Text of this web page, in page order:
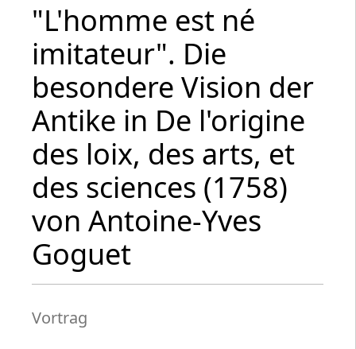
"L'homme est né
imitateur". Die
besondere Vision der
Antike in De l'origine
des loix, des arts, et
des sciences (1758)
von Antoine-Yves
Goguet
Vortrag